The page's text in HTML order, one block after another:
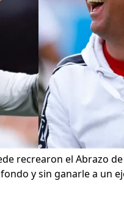
recrearon el Abrazo
y sin ganarle a un